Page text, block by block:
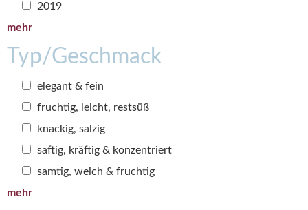
2019
mehr
Typ/Geschmack
elegant & fein
fruchtig, leicht, restsüß
knackig, salzig
saftig, kräftig & konzentriert
samtig, weich & fruchtig
mehr